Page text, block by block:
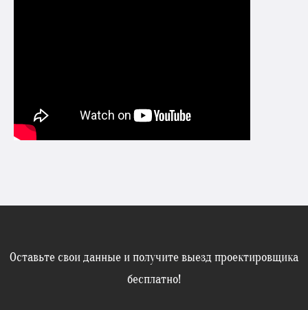
Оставьте свои данные и получите выезд проектировщика
бесплатно!